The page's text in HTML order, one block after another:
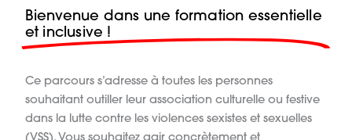
Bienvenue dans une formation essentielle
et inclusive !
Ce parcours s’adresse à toutes les personnes
souhaitant outiller leur association culturelle ou festive
dans la lutte contre les violences sexistes et sexuelles